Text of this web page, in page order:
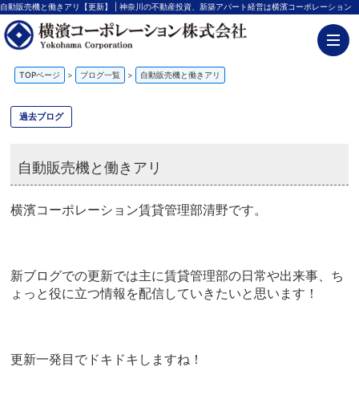
自動販売機と働きアリ【更新】 | 神奈川の不動産投資、新築アパート経営は横濱コーポレーション
TOPページ > ブログ一覧 > 自動販売機と働きアリ
過去ブログ
自動販売機と働きアリ
横濱コーポレーション賃貸管理部清野です。
新ブログでの更新では主に賃貸管理部の日常や出来事、ち
ょっと役に立つ情報を配信していきたいと思います！
更新一発目でドキドキしますね！